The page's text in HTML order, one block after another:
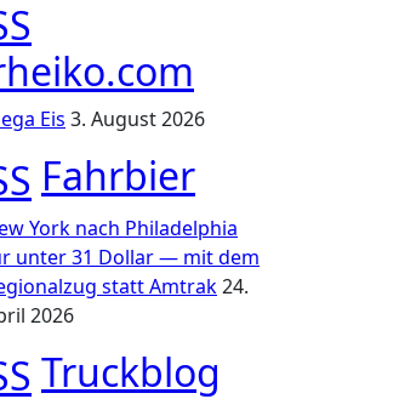
Eis 3. August 2026
Fahrbier
York nach Philadelphia
unter 31 Dollar — mit dem
statt Amtrak24.
2026
Truckblog